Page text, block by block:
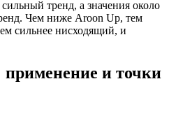
тренд, а значения около
Чем ниже Aroon Up, тем
сильнее нисходящий, и
и точки